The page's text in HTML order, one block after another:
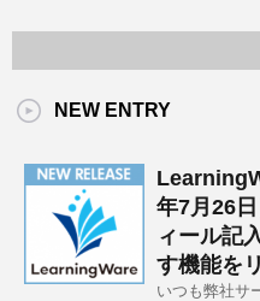
NEW ENTRY
年7月26
ィール記
す機能を
いつも弊社サ